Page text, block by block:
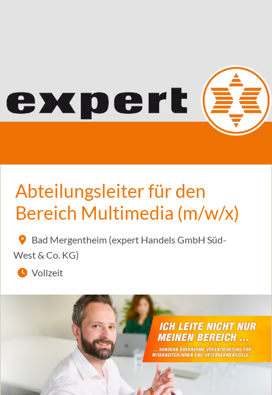
Abteilungsleiter für den
Bereich Multimedia (m/w/x)
Bad Mergentheim (expert Handels GmbH Süd-
West & Co. KG)
Vollzeit